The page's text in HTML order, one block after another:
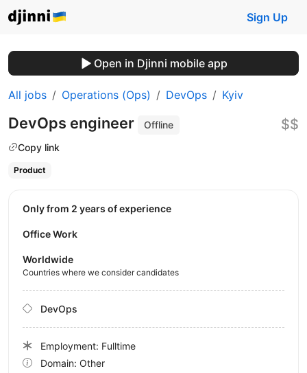
Sign Up
Open in Djinni mobile app
All jobs Operations (Ops) DevOps Kyiv
DevOps engineer
Offline
Copy link
$$
Product
Only from 2 years of experience
Office Work
Worldwide
Countries where we consider candidates
DevOps
Employment: Fulltime
Domain: Other